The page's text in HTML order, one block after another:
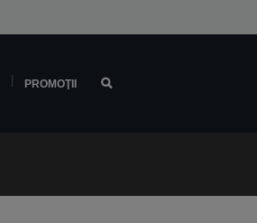
PROMOŢII